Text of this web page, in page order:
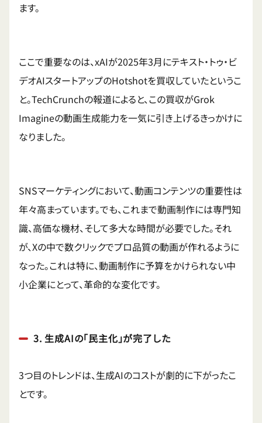
ます。
ここで重要なのは、xAIが2025年3月にテキスト・トゥ・ビ
デオAIスタートアップのHotshotを買収していたというこ
と。TechCrunchの報道によると、この買収がGrok
Imagineの動画生成能力を一気に引き上げるきっかけに
なりました。
SNSマーケティングにおいて、動画コンテンツの重要性は
年々高まっています。でも、これまで動画制作には専門知
識、高価な機材、そして多大な時間が必要でした。それ
が、Xの中で数クリックでプロ品質の動画が作れるように
なった。これは特に、動画制作に予算をかけられない中
小企業にとって、革命的な変化です。
3. 生成AIの「民主化」が完了した
3つ目のトレンドは、生成AIのコストが劇的に下がったこ
とです。